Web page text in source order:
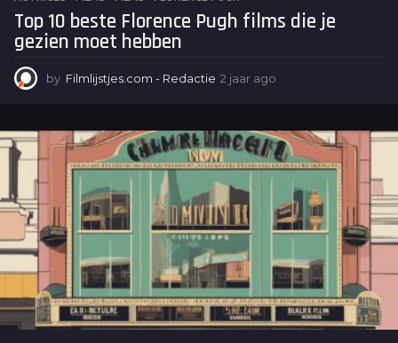
Top 10 beste Florence Pugh films die je
gezien moet hebben
by Filmlijstjes.com - Redactie 2 jaar ago
a
r
a